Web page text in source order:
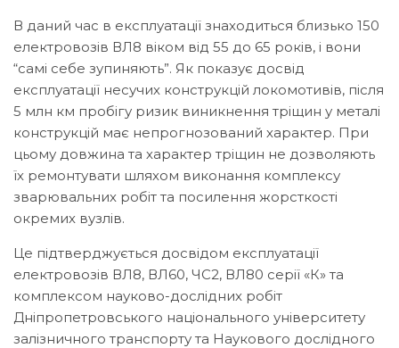
В даний час в експлуатації знаходиться близько 150
електровозів ВЛ8 віком від 55 до 65 років, і вони
“самі себе зупиняють”. Як показує досвід
експлуатації несучих конструкцій локомотивів, після
5 млн км пробігу ризик виникнення тріщин у металі
конструкцій має непрогнозований характер. При
цьому довжина та характер тріщин не дозволяють
їх ремонтувати шляхом виконання комплексу
зварювальних робіт та посилення жорсткості
окремих вузлів.
Це підтверджується досвідом експлуатації
електровозів ВЛ8, ВЛ60, ЧС2, ВЛ80 серії «К» та
комплексом науково-дослідних робіт
Дніпропетровського національного університету
залізничного транспорту та Наукового дослідного